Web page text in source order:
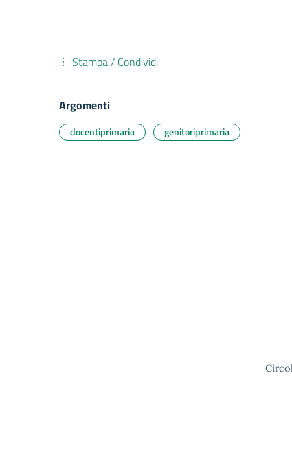
Stampa / Condividi
Argomenti
docentiprimaria genitoriprimaria